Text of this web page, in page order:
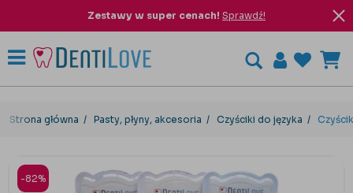
Zestawy w super cenach! Sprawdź!
Strona główna Pasty, płyny, akcesoria Czyściki do języka
-82%